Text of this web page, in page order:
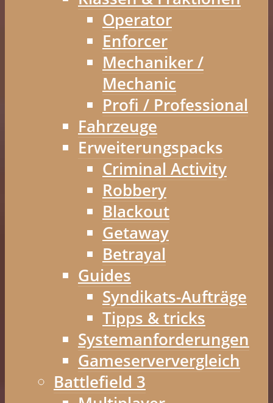
Operator
Enforcer
Mechaniker /
Mechanic
Profi / Professional
Fahrzeuge
Erweiterungspacks
Criminal Activity
Robbery
Blackout
Getaway
Betrayal
Guides
Syndikats-Aufträge
Tipps & tricks
Systemanforderungen
Gameserververgleich
Battlefield 3